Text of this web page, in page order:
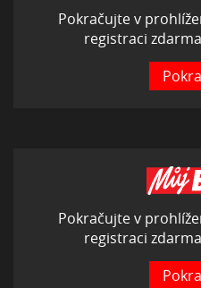
Pokračujte v
registraci
Pokračujte v
registraci